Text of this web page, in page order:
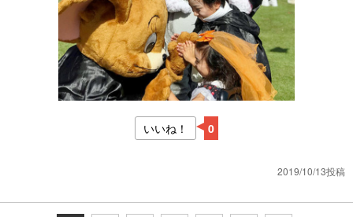
いいね！ 0
2019/10/13投稿